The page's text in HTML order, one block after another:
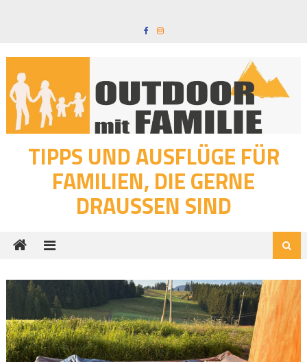
TIPPS UND AUSFLÜGE FÜR
FAMILIEN, DIE GERNE
DRAUSSEN SIND